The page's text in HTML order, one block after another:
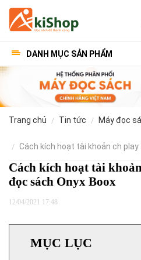
DANH MỤC SẢN PHẨM
trang chủ tin tức máy đọc
cách kích hoạt tài khoản ch
Cách kích hoạt tài
đọc sách Onyx Boox
12/04/2021 17:48
MỤC LỤC